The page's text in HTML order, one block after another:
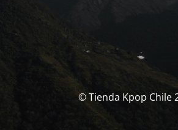
© Tienda Kpop Chile